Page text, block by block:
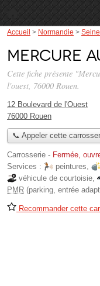
Accueil > Normandie >
Mercure
Cette fiche présente
l'ouest, 76000 Rouen.
12 Boulevard de l'Ouest
76000 Rouen
📞 Appeler cette
Carrosserie - Fermée,
Services :
peintures,
véhicule de courtoisie,
PMR (parking, entrée
Recommander cette